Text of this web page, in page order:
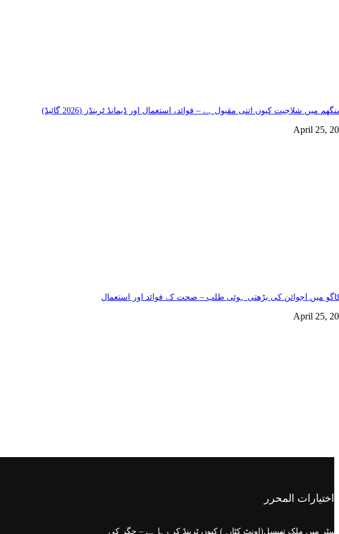
میں شلاجیت کیوں اتنی مقبول ہے – فوائد، استعمال اور ڈیمانڈ ٹرینڈز (2026 گائیڈ)
April 25,
میں اجوائن کی بڑھتی ہوئی طلب – صحت کے فوائد اور استعمال
April 25,
اختيارات المحرر
میں ملک تھیسل(اونٹ کٹارہ) کیوں ٹرینڈ کر رہا ہے – جگر کی